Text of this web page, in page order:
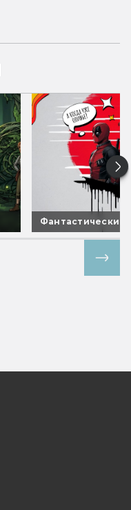
Фантастические